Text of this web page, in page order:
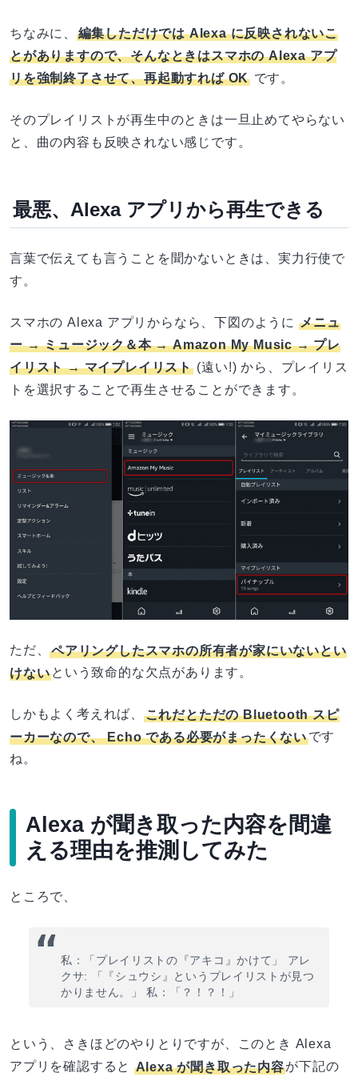
ちなみに、 編集しただけでは Alexa に反映されないこ
とがありますので、そんなときはスマホの Alexa アプ
リを強制終了させて、再起動すれば OKです。
そのプレイリストが再生中のときは一旦止めてやらない
と、曲の内容も反映されない感じです。
最悪、Alexa アプリから再生できる
言葉で伝えても言うことを聞かないときは、実力行使で
す。
スマホの Alexa アプリからなら、下図のように メニュ
ー → ミュージック＆本 → Amazon My Music → プレ
イリスト → マイプレイリスト(遠い!) から、プレイリス
トを選択することで再生させることができます。
ただ、ペアリングしたスマホの所有者が家にいないとい
けない という致命的な欠点があります。
しかもよく考えれば、 これだとただの Bluetooth スピ
ーカーなので、 Echo である必要がまったくないです
ね。
Alexa が聞き取った内容を間違
える理由を推測してみた
ところで、
私：「プレイリストの『アキコ』かけて」 アレ
クサ: 「『シュウシ』というプレイリストが見つ
かりません。」 私：「？！？！」
という、さきほどのやりとりですが、このとき Alexa
アプリを確認すると Alexa が聞き取った内容が下記の